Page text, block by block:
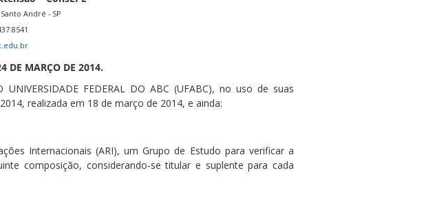
André - SP
DE MARÇO DE 2014.
UNIVERSIDADE FEDERAL DO ABC (UFABC), no uso de suas
realizada em 18 de março de 2014, e ainda:
Internacionais (ARI), um Grupo de Estudo para verificar a
composição, considerando-se titular e suplente para cada